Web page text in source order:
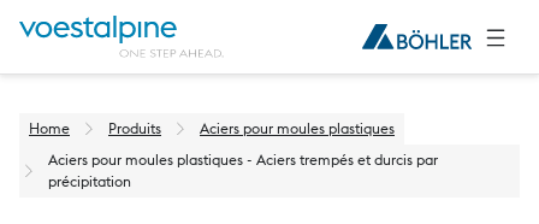
Home Produits
Aciers pour moules plastiques
Aciers pour moules plastiques - Aciers trempés et durcis par
précipitation